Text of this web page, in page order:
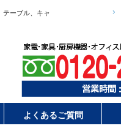
テーブル、キャ
よくあるご質問